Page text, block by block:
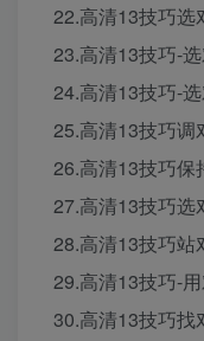
22.高清13技巧选
23.高清13技巧-
24.高清13技巧-
25.高清13技巧调
26.高清13技巧保
27.高清13技巧选
28.高清13技巧站
29.高清13技巧-
30.高清13技巧找